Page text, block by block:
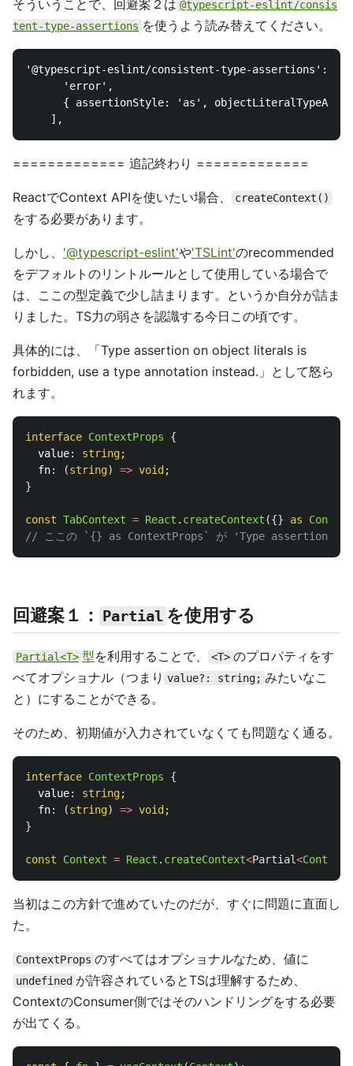
そういうことで、回避案２は @typescript-eslint/consis
tent-type-assertions を使うよう読み替えてください。
'@typescript-eslint/consistent-type-assertions': [
      'error',
{ assertionStyle: 'as',
============= 追記終わり =============
ReactでContext APIを使いたい場合、 createContext()
をする必要があります。
しかし、 '@typescript-eslint'や'TSLint'のrecommended
をデフォルトのリントルールとして使用している場合で
は、ここの型定義で少し詰まります。というか自分が詰ま
りました。TS力の弱さを認識する今日この頃です。
具体的には、「Type assertion on object literals is
forbidden, use a type annotation instead.」として怒ら
れます。
interface ContextProps
{
value: string;
fn: (string) => void ;
}
const TabContext = React . createContext ({} as
// ここの `{} as ContextProps` が 'Type assertion
回避案１： Partial を使用する
Partial<T> 型を利用することで、 <T> のプロパティをす
べてオプショナル（つまり value?: string; みたいなこ
と）にすることができる。
そのため、初期値が入力されていなくても問題なく通る。
interface ContextProps
{
value: string;
fn: (string) => void ;
}
const Context = React . createContext<Partial<
当初はこの方針で進めていたのだが、すぐに問題に直面し
た。
ContextProps のすべてはオプショナルなため、値に
undefined が許容されているとTSは理解するため、
ContextのConsumer側ではそのハンドリングをする必要
が出てくる。